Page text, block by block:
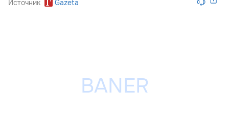
Источник Gazeta